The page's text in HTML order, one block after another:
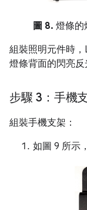
圖 8. 燈條的
組裝照明元件時
燈條背面的閃亮反
步驟 3：手機
組裝手機支架：
如圖 9 所示